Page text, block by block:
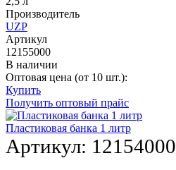
Производитель
UZP
Артикул
12155000
В наличии
Оптовая цена (от 10 шт.):
Купить
Получить оптовый прайс
Пластиковая банка 1 литр
Артикул: 12154000